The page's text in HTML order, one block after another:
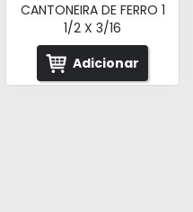
CANTONEIRA DE FERRO 1
1/2 X 3/16
Adicionar